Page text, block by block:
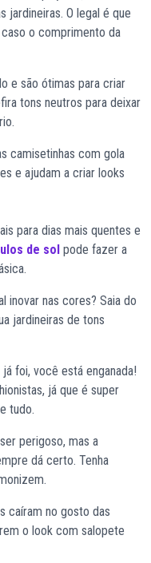
jardineiras. O legal é que
o comprimento da
e são ótimas para criar
tons neutros para deixar
camisetinhas com gola
e ajudam a criar looks
para dias mais quentes e
de sol pode fazer a
inovar nas cores? Saia do
jardineiras de tons
foi, você está enganada!
já que é super
tudo.
perigoso, mas a
dá certo. Tenha
caíram no gosto das
o look com salopete